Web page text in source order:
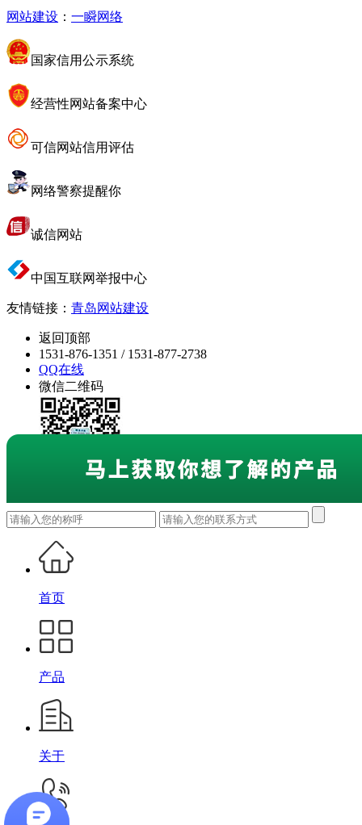
网站建设 ： 一瞬网络
国家信用公示系统
经营性网站备案中心
可信网站信用评估
网络警察提醒你
诚信网站
中国互联网举报中心
友情链接： 青岛网站建设
返回顶部
1531-876-1351 / 1531-877-2738
QQ在线
微信二维码
首页
产品
关于